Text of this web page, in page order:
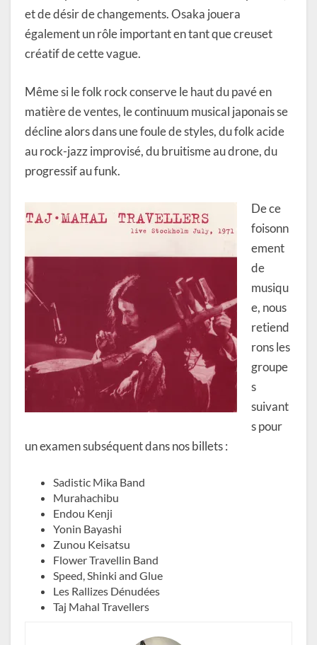
et de désir de changements. Osaka jouera
également un rôle important en tant que creuset
créatif de cette vague.
Même si le folk rock conserve le haut du pavé en
matière de ventes, le continuum musical japonais se
décline alors dans une foule de styles, du folk acide
au rock-jazz improvisé, du bruitisme au drone, du
progressif au funk.
De ce
foisonn
ement
de
musiqu
e, nous
retiend
rons les
groupe
s
suivant
s pour
un examen subséquent dans nos billets :
Sadistic Mika Band
Murahachibu
Endou Kenji
Yonin Bayashi
Zunou Keisatsu
Flower Travellin Band
Speed, Shinki and Glue
Les Rallizes Dénudées
Taj Mahal Travellers